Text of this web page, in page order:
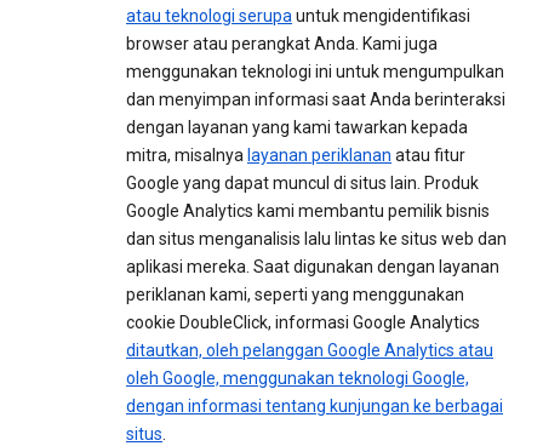
atau teknologi serupauntuk mengidentifikasi
browser atau perangkat Anda. Kami juga
menggunakan teknologi ini untuk mengumpulkan
dan menyimpan informasi saat Anda berinteraksi
dengan layanan yang kami tawarkan kepada
mitra, misalnya layanan periklanan atau fitur
Google yang dapat muncul di situs lain. Produk
Google Analytics kami membantu pemilik bisnis
dan situs menganalisis lalu lintas ke situs web dan
aplikasi mereka. Saat digunakan dengan layanan
periklanan kami, seperti yang menggunakan
cookie DoubleClick, informasi Google Analytics
ditautkan, oleh pelanggan Google Analytics atau
oleh Google, menggunakan teknologi Google,
dengan informasi tentang kunjungan ke berbagai
situs.